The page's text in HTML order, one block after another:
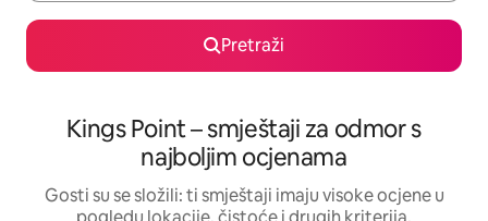
Pretraži
Kings Point – smještaji za odmor s
najboljim ocjenama
Gosti su se složili: ti smještaji imaju visoke ocjene u